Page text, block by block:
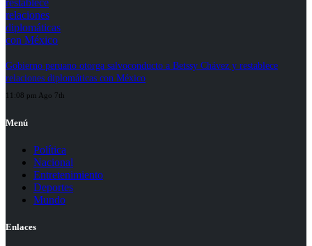
Gobierno peruano otorga salvoconducto a Betssy Chávez y restablece
relaciones diplomáticas con México
11:08 pm Ago 7th
Menú
Política
Nacional
Entretenimiento
Deportes
Mundo
Enlaces